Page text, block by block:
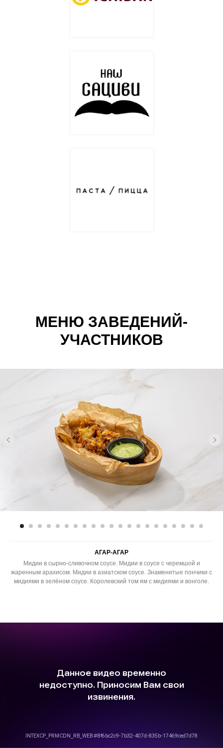
МЕНЮ ЗАВЕДЕНИЙ-
УЧАСТНИКОВ
АГАР-АГАР
Мидии в сырно-сливочном соусе. Мидии в соусе с черемшой и
жаренным арахисом. Мидии в азиатском соусе. Знаменитые пончики с
мидиями в зелёном соусе. Королевский том ям с мидиями и вонголе.